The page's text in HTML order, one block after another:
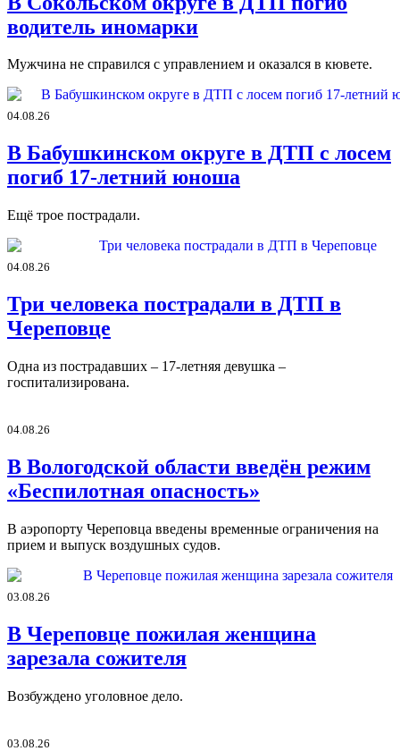
водитель иномарки
Мужчина не справился с управлением и оказался в кювете.
04.08.26
В Бабушкинском округе в ДТП с лосем
погиб 17-летний юноша
Ещё трое пострадали.
04.08.26
Три человека пострадали в ДТП в
Череповце
Одна из пострадавших – 17-летняя девушка –
госпитализирована.
04.08.26
В Вологодской области введён режим
«Беспилотная опасность»
В аэропорту Череповца введены временные ограничения на
прием и выпуск воздушных судов.
03.08.26
В Череповце пожилая женщина
зарезала сожителя
Возбуждено уголовное дело.
03.08.26